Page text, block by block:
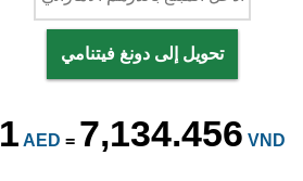
تحويل إلى دونغ فيتنامي
1 AED = 7,134.456 VND